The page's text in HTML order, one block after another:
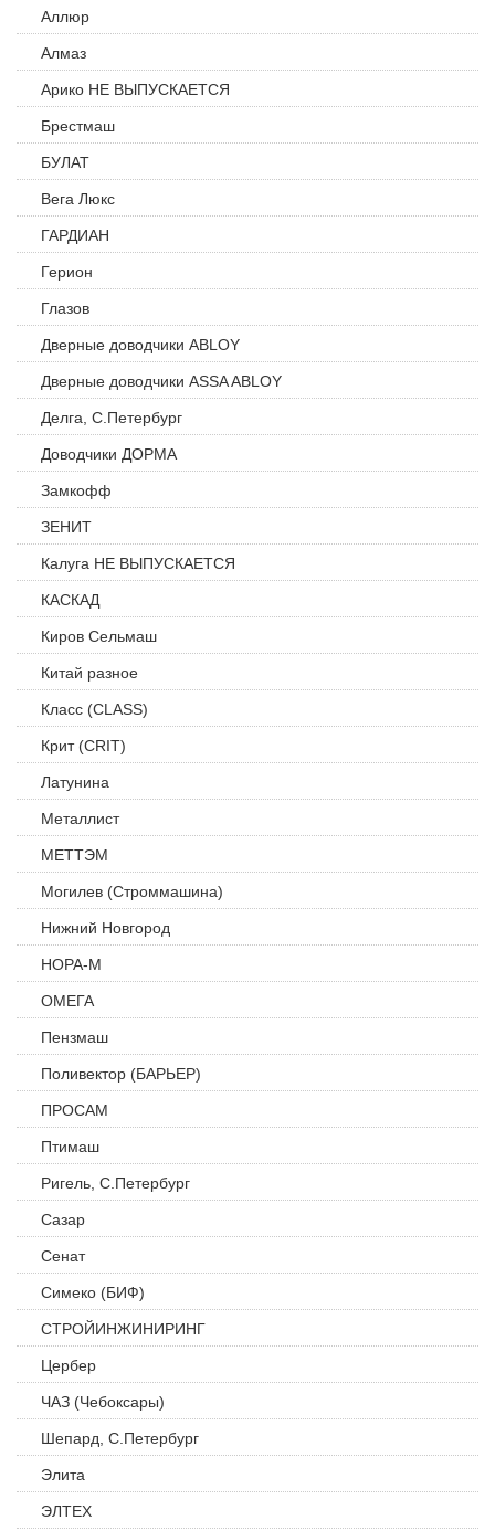
Аллюр
Алмаз
Арико НЕ ВЫПУСКАЕТСЯ
Брестмаш
БУЛАТ
Вега Люкс
ГАРДИАН
Герион
Глазов
Дверные доводчики ABLOY
Дверные доводчики ASSA ABLOY
Делга, С.Петербург
Доводчики ДОРМА
Замкофф
ЗЕНИТ
Калуга НЕ ВЫПУСКАЕТСЯ
КАСКАД
Киров Сельмаш
Китай разное
Класс (CLASS)
Крит (CRIT)
Латунина
Металлист
МЕТТЭМ
Могилев (Строммашина)
Нижний Новгород
НОРА-М
ОМЕГА
Пензмаш
Поливектор (БАРЬЕР)
ПРОСАМ
Птимаш
Ригель, С.Петербург
Сазар
Сенат
Симеко (БИФ)
СТРОЙИНЖИНИРИНГ
Цербер
ЧАЗ (Чебоксары)
Шепард, С.Петербург
Элита
ЭЛТЕХ